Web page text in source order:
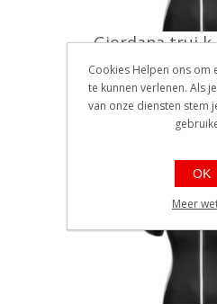
Giordana trui
Black
EAN: 1000000130508
Ref.: GI-S6-WSSJ-
stuks op voorraad
Cookies Helpen ons om
te kunnen verlenen. Als
van onze diensten stem
OK
Meer